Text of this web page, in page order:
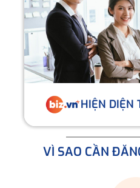
HIỆN DIỆN
VÌ SAO CẦN